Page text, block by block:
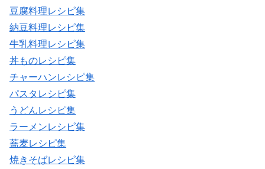
豆腐料理レシピ集
納豆料理レシピ集
牛乳料理レシピ集
丼ものレシピ集
チャーハンレシピ集
パスタレシピ集
うどんレシピ集
ラーメンレシピ集
蕎麦レシピ集
焼きそばレシピ集